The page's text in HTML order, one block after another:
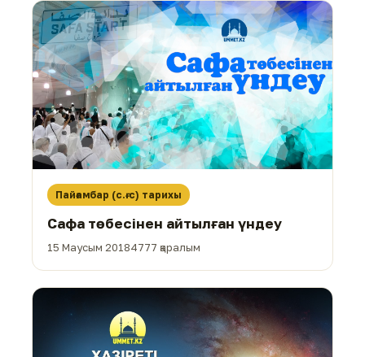
Пайғамбар (с.ғ.с) тарихы
Сафа төбесінен айтылған үндеу
15 Маусым 20184777 қаралым